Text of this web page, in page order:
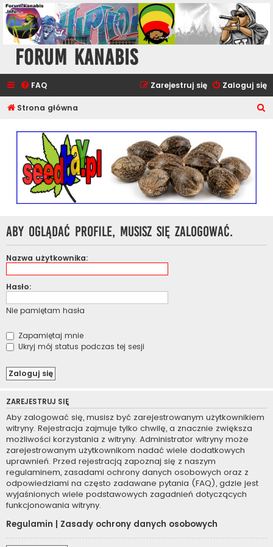
Forum Kanabis
FAQ Zaloguj się
Zarejestruj się
Strona główna
Aby oglądać profile, musisz się zalogować.
Nazwa użytkownika:
Hasło:
Nie pamiętam hasła
Zapamiętaj mnie
Ukryj mój status podczas tej sesji
ZAREJESTRUJ SIĘ
Aby zalogować się, musisz być zarejestrowanym użytkownikiem
witryny. Rejestracja zajmuje tylko chwilę, a znacznie zwiększa
możliwości korzystania z witryny. Administrator witryny może
zarejestrowanym użytkownikom nadać wiele dodatkowych
uprawnień. Przed rejestracją zapoznaj się z naszym
regulaminem, zasadami ochrony danych osobowych oraz z
odpowiedziami na często zadawane pytania (FAQ), gdzie jest
wyjaśnionych wiele podstawowych zagadnień dotyczących
funkcjonowania witryny.
Regulamin | Zasady ochrony danych osobowych